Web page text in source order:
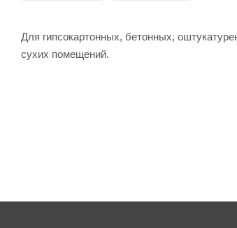
Для гипсокартонных, бетонных,
сухих помещений.